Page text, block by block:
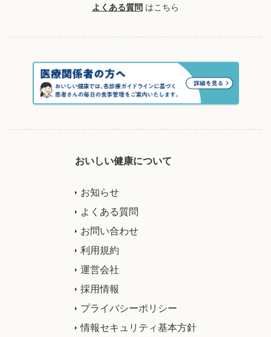
よくある質問 はこちら
おいしい健康について
お知らせ
よくある質問
お問い合わせ
利用規約
運営会社
採用情報
プライバシーポリシー
情報セキュリティ基本方針